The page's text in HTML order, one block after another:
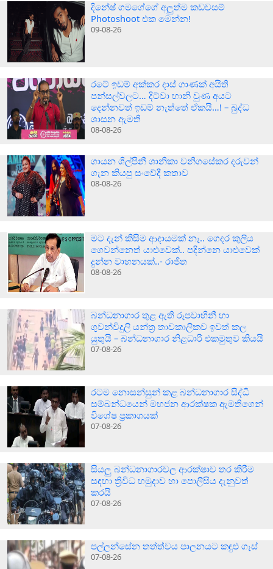
දිනේෂ් ගමගේගේ අලුත්ම කඩවසම්
Photoshoot එක මෙන්න!
09-08-26
රටේ ඉඩම් අක්කර දාස් ගාණක් අයිති
පන්සල්වලට… දිට්වා හානි වුණ අයට
දෙන්නවත් ඉඩම් නැත්තේ ඒකයි…! – බුද්ධ
ශාසන ඇමති
08-08-26
ගායන ශිල්පිනී ශානිකා වනිගසේකර දරුවන්
ගැන කියපු සංවේදී කතාව
08-08-26
මට දැන් කිසිම ආදායමක් නෑ.. ගෙදර කුලිය
ගෙවන්නෙත් යාළුවෙක්.. පදින්නෙ යාළුවෙක්
දුන්න වාහනයක්..- රාජිත
08-08-26
බන්ධනාගාර තුළ ඇති රූපවාහිනී හා
ගුවන්විදුලි යන්ත්‍ර තාවකාලිකව ඉවත් කල
යුතුයි – බන්ධනාගාර නිළධාරි එකමුතුව කියයි
07-08-26
රටම නොසන්සුන් කළ බන්ධනාගාර සිද්ධි
සම්බන්ධයෙන් මහජන ආරක්ෂක ඇමතිගෙන්
විශේෂ ප්‍රකාශයක්
07-08-26
සියලු බන්ධනාගාරවල ආරක්ෂාව තර කිරීම
සඳහා ත්‍රිවිධ හමුදාව හා පොලීසිය දැනුවත්
කරයි
07-08-26
පල්ලන්සේන තත්ත්වය පාලනයට කඳුළු ගෑස්
07-08-26